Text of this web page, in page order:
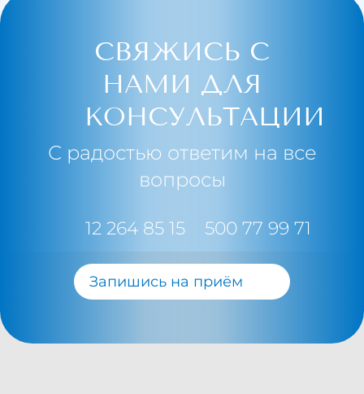
СВЯЖИСЬ С
НАМИ ДЛЯ
КОНСУЛЬТАЦИИ
С радостью ответим на все
вопросы
12 264 85 15 500 77 99 71
Запишись на приём